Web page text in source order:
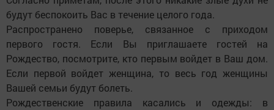
будут беспокоить Вас в течение целого года.
Распространено поверье, связанное с приходом
первого гостя. Если Вы приглашаете гостей на
Рождество, посмотрите, кто первым войдет в Ваш дом.
Если первой войдет женщина, то весь год женщины
Вашей семьи будут болеть.
Рождественские правила касались и одежды: в